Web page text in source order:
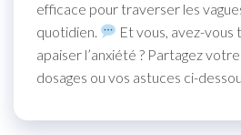
efficace pour traverser les
quotidien.
Et vous, avez-
apaiser l’anxiété ? Partagez
dosages ou vos astuces ci-